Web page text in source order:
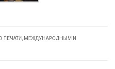
ПЕЧАТИ, МЕЖДУНАРОДНЫМ И